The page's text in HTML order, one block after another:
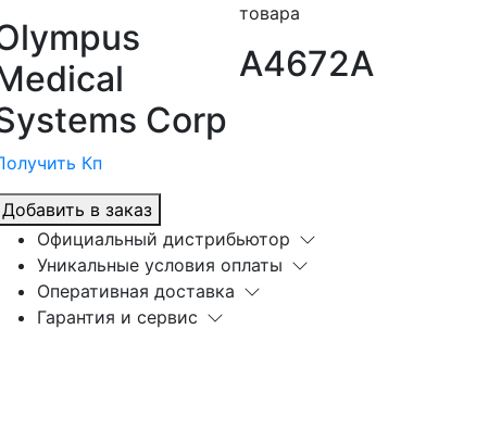
Corp
товара
A4672A
Кп
Добавить в заказ
Официальный дистрибьютор
Уникальные условия оплаты
Оперативная доставка
Гарантия и сервис